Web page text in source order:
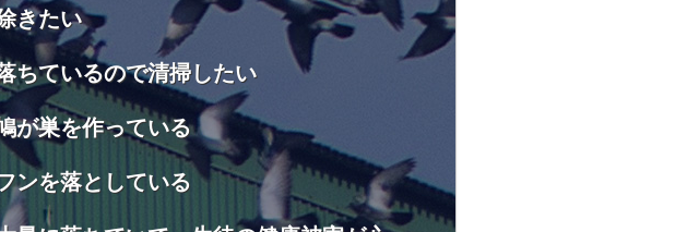
きたい
ちているので清掃したい
が巣を作っている
ンを落としている